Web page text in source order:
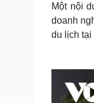
Một nội
doanh
du lịch tại